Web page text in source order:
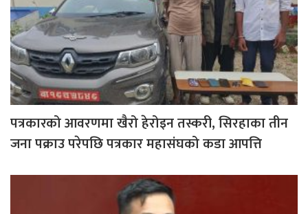
पत्रकारको आवरणमा खैरो हेरोइन तस्करी, सिरहाका तीन
जना पक्राउ परेपछि पत्रकार महासंघको कडा आपत्ति